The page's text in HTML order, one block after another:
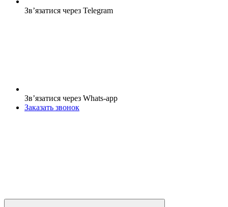
Зв’язатися через Telegram
Зв’язатися через Whats-app
Заказать звонок